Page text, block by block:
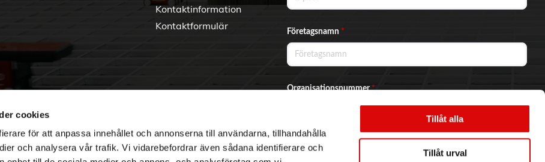
cookies
för att anpassa innehållet och annonserna till användarna, tillhandahålla
och analysera vår trafik. Vi vidarebefordrar även sådana identifierare och
Tillåt alla
Tillåt urval
Kontaktinformation
Kontaktformulär
Företagsnamn *
Organisationsnummer*
Ja, jag vill prenumerera på nyhetsbrevet.